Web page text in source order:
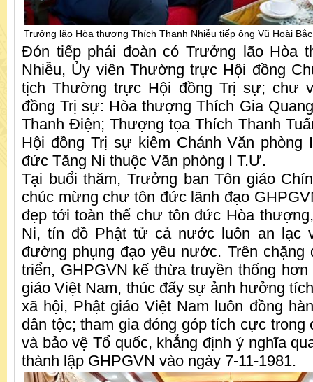
Trưởng lão Hòa thượng Thích Thanh Nhiễu tiếp ông Vũ Hoài Bắc
Đón tiếp phái đoàn có Trưởng lão Hòa
Nhiễu, Ủy viên Thường trực Hội đồng
tịch Thường trực Hội đồng Trị sự; chư
đồng Trị sự: Hòa thượng Thích Gia
Thanh Điện; Thượng tọa Thích Thanh
Hội đồng Trị sự kiêm Chánh Văn phòng
đức Tăng Ni thuộc Văn phòng I T.Ư.
Tại buổi thăm, Trưởng ban Tôn giáo
chúc mừng chư tôn đức lãnh đạo
đẹp tới toàn thể chư tôn đức Hòa
Ni, tín đồ Phật tử cả nước luôn an lạc
đường phụng đạo yêu nước. Trên chặng
triển, GHPGVN kế thừa truyền thống
giáo Việt Nam, thúc đẩy sự ảnh hưởng
xã hội, Phật giáo Việt Nam luôn đồng
dân tộc; tham gia đóng góp tích cực trong
và bảo vệ Tổ quốc, khẳng định ý nghĩa
thành lập GHPGVN vào ngày 7-11-1981.